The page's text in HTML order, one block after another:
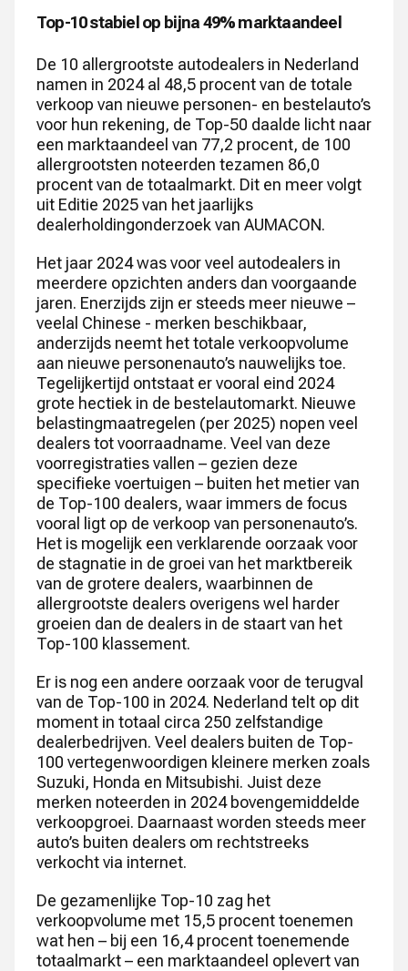
Top-10 stabiel op bijna 49% marktaandeel
De 10 allergrootste autodealers in Nederland
namen in 2024 al 48,5 procent van de totale
verkoop van nieuwe personen- en bestelauto’s
voor hun rekening, de Top-50 daalde licht naar
een marktaandeel van 77,2 procent, de 100
allergrootsten noteerden tezamen 86,0
procent van de totaalmarkt. Dit en meer volgt
uit Editie 2025 van het jaarlijks
dealerholdingonderzoek van AUMACON.
Het jaar 2024 was voor veel autodealers in
meerdere opzichten anders dan voorgaande
jaren. Enerzijds zijn er steeds meer nieuwe –
veelal Chinese - merken beschikbaar,
anderzijds neemt het totale verkoopvolume
aan nieuwe personenauto’s nauwelijks toe.
Tegelijkertijd ontstaat er vooral eind 2024
grote hectiek in de bestelautomarkt. Nieuwe
belastingmaatregelen (per 2025) nopen veel
dealers tot voorraadname. Veel van deze
voorregistraties vallen – gezien deze
specifieke voertuigen – buiten het metier van
de Top-100 dealers, waar immers de focus
vooral ligt op de verkoop van personenauto’s.
Het is mogelijk een verklarende oorzaak voor
de stagnatie in de groei van het marktbereik
van de grotere dealers, waarbinnen de
allergrootste dealers overigens wel harder
groeien dan de dealers in de staart van het
Top-100 klassement.
Er is nog een andere oorzaak voor de terugval
van de Top-100 in 2024. Nederland telt op dit
moment in totaal circa 250 zelfstandige
dealerbedrijven. Veel dealers buiten de Top-
100 vertegenwoordigen kleinere merken zoals
Suzuki, Honda en Mitsubishi. Juist deze
merken noteerden in 2024 bovengemiddelde
verkoopgroei. Daarnaast worden steeds meer
auto’s buiten dealers om rechtstreeks
verkocht via internet.
De gezamenlijke Top-10 zag het
verkoopvolume met 15,5 procent toenemen
wat hen – bij een 16,4 procent toenemende
totaalmarkt – een marktaandeel oplevert van